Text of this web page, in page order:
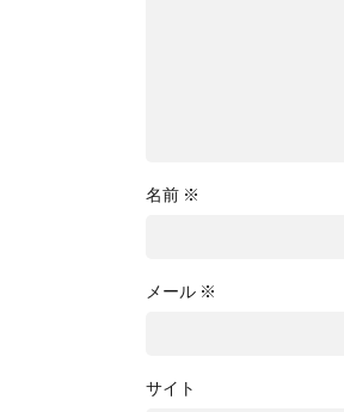
名前 ※
メール ※
サイト